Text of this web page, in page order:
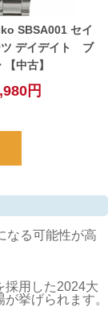
SBSA001 セイ
ツ デイデイト ブ
ルー 【中古】
円
なる可能性が高
採用した2024大
挙げられます。